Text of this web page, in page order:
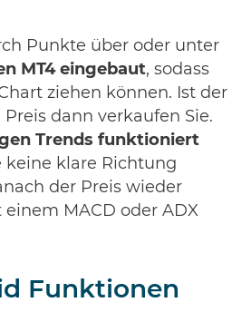
Punkte über oder unter
MT4 eingebaut, sodass
ziehen können. Ist der
dann verkaufen Sie.
Trends funktioniert
keine klare Richtung
der Preis wieder
MACD oder ADX
Funktionen